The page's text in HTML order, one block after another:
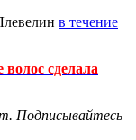
в течение
сделала
Подписывайтесь